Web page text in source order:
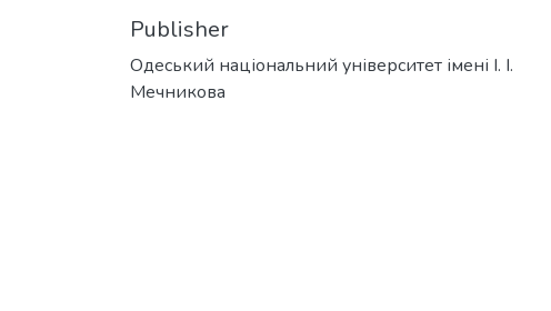
Publisher
Одеський національний університет імені І. І.
Мечникова